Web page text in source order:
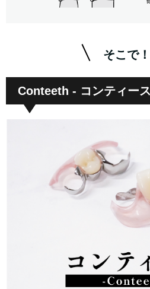
そこで！
Conteeth - コンティー